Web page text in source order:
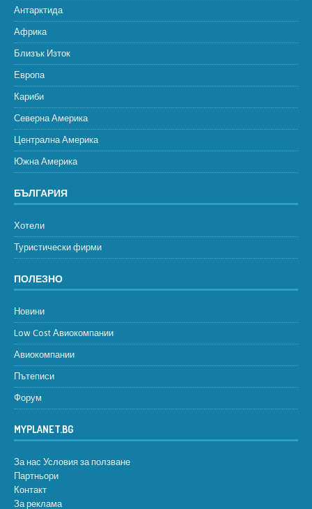
Антарктида
Африка
Близък Изток
Европа
Кариби
Северна Америка
Централна Америка
Южна Америка
БЪЛГАРИЯ
Хотели
Туристически фирми
ПОЛЕЗНО
Новини
Low Cost Авиокомпании
Авиокомпании
Пътеписи
Форум
MYPLANET.BG
За нас Условия за ползване
Партньори
Контакт
За реклама